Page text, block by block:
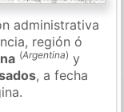
administrativa
región ó
(Argentina) y
, a fecha